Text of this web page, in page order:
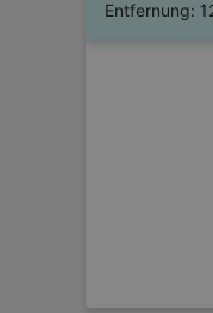
Entfernung: